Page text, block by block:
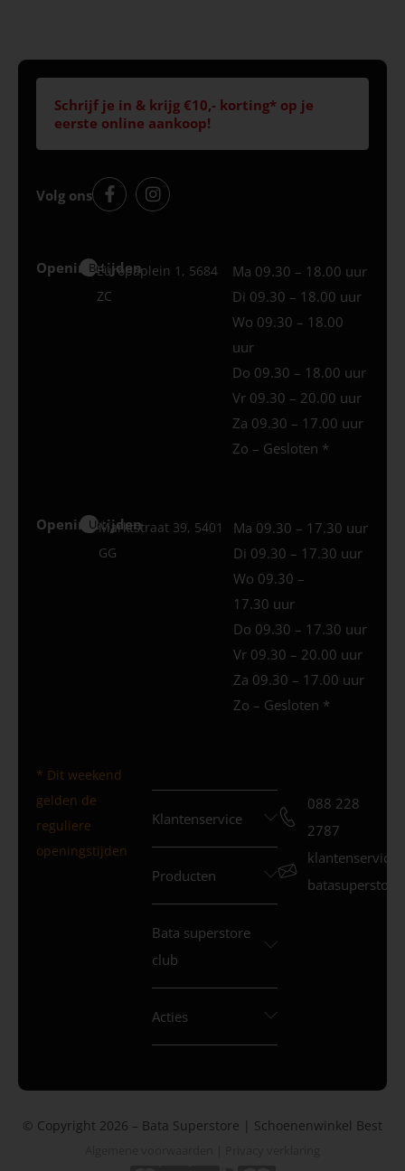
Schrijf je in & krijg €10,- korting* op je
eerste online aankoop!
Volg ons
Openingstijden
Best
Europaplein 1, 5684
ZC
Ma 09.30 – 18.00 uur
Di 09.30 – 18.00 uur
Wo 09.30 – 18.00
uur
Do 09.30 – 18.00 uur
Vr 09.30 – 20.00 uur
Za 09.30 – 17.00 uur
Zo – Gesloten *
Openingstijden
Uden
Marktstraat 39, 5401
GG
Ma 09.30 – 17.30 uur
Di 09.30 – 17.30 uur
Wo 09.30 –
17.30 uur
Do 09.30 – 17.30 uur
Vr 09.30 – 20.00 uur
Za 09.30 – 17.00 uur
Zo – Gesloten *
* Dit weekend
gelden de
reguliere
openingstijden
Klantenservice
Producten
Bata superstore
club
Acties
088 228
2787
© Copyright 2026 – Bata Superstore | Schoenenwinkel Best